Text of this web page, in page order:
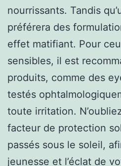
nourrissants. Tandis
préférera des
effet matifiant. Pour
sensibles, il est
produits, comme des
testés
toute irritation.
facteur de protection
passés sous le soleil,
jeunesse et l’éclat de